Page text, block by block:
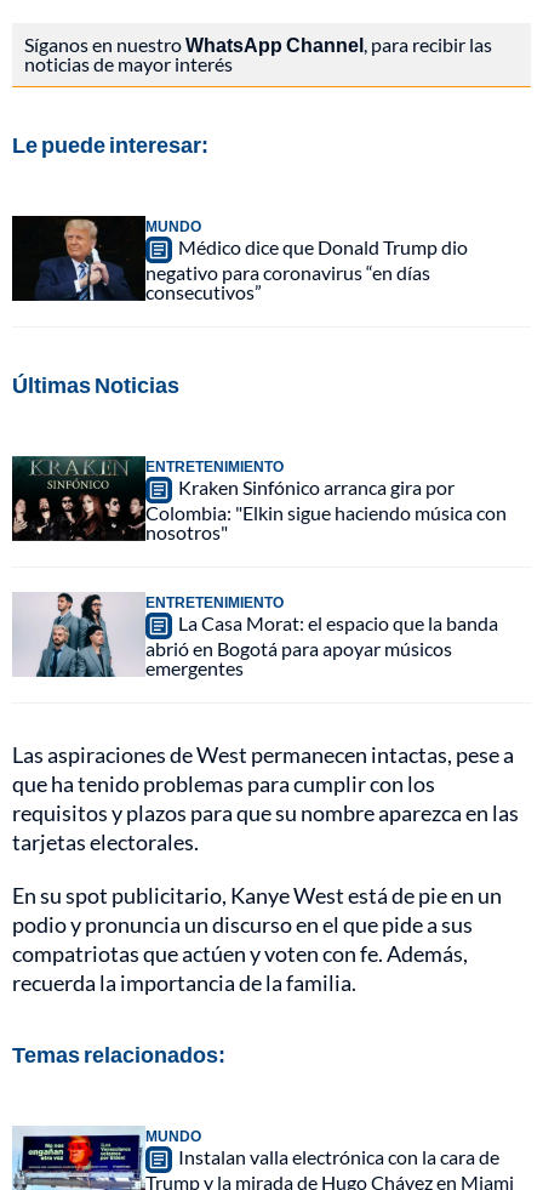
Síganos en nuestroWhatsApp Channel, para recibir las
noticias de mayor interés
Le puede interesar:
MUNDO
Médico dice que Donald Trump dio
negativo para coronavirus “en días
consecutivos”
Últimas Noticias
ENTRETENIMIENTO
Kraken Sinfónico arranca gira por
Colombia: "Elkin sigue haciendo música con
nosotros"
ENTRETENIMIENTO
La Casa Morat: el espacio que la banda
abrió en Bogotá para apoyar músicos
emergentes
Las aspiraciones de West permanecen intactas, pese a
que ha tenido problemas para cumplir con los
requisitos y plazos para que su nombre aparezca en las
tarjetas electorales.
En su spot publicitario, Kanye West está de pie en un
podio y pronuncia un discurso en el que pide a sus
compatriotas que actúen y voten con fe. Además,
recuerda la importancia de la familia.
Temas relacionados:
MUNDO
Instalan valla electrónica con la cara de
Trump y la mirada de Hugo Chávez en Miami